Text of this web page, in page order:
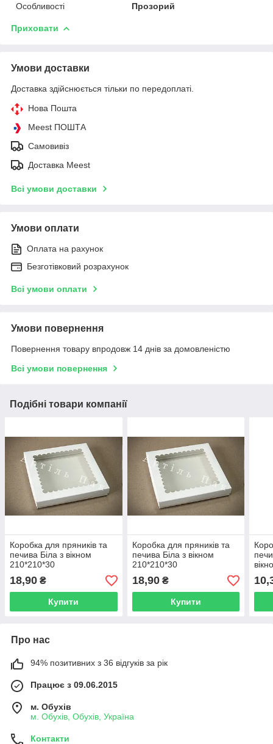
Особливості
Прозорий
Приховати
Умови доставки
Доставка здійснюється тільки по передоплаті.
Нова Пошта
Meest ПОШТА
Самовивіз
Доставка Meest
Всі умови доставки
Умови оплати
Оплата на рахунок
Безготівковий розрахунок
Всі умови оплати
Умови повернення
Повернення товару впродовж 14 днів за домовленістю
Всі умови повернення
Подібні товари компанії
Коробка для пряників та
печива Біла з вікном
210*210*30
18,90 ₴
Купити
Коробка для пряників та
печива Біла з вікном
210*210*30
18,90₴
Купити
Про нас
94% позитивних з 36 відгуків за рік
Працює з 09.06.2015
м. Обухів
м. Обухів, Обухів, Україна
Контакти